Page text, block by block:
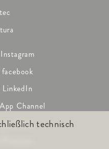
Channel
youtube technisch